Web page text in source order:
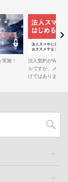
簡単にできるワイモバイ
トはオンラインストアだ